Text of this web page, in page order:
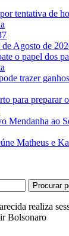
tentativa de
Agosto de
o papel dos
trazer
para preparar
Mendanha ao
Matheus e
Procurar
realiza
Bolsonaro